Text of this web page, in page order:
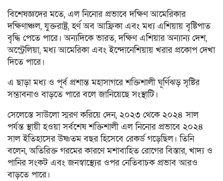
বিশেষজ্ঞদের মতে, এল নিনোর প্রভাবে দক্ষিণ আমেরিকার
দক্ষিণাঞ্চল, যুক্তরাষ্ট্র, হর্ণ অব আফ্রিকা এবং মধ্য এশিয়ায় বৃষ্টিপাত
বৃদ্ধি পেতে পারে। অন্যদিকে ভারত, দক্ষিণ এশিয়ার অন্যান্য দেশ,
অস্ট্রেলিয়া, মধ্য আমেরিকা এবং ইন্দোনেশিয়ায় খরার প্রকোপ দেখা
দিতে পারে।
এ ছাড়া মধ্য ও পূর্ব প্রশান্ত মহাসাগরে শক্তিশালী ঘূর্ণিঝড় সৃষ্টির
সম্ভাবনাও বাড়তে পারে বলে জানিয়েছে সংস্থাটি।
সেলেস্তে সাউলো স্মরণ করিয়ে দেন, ২০২৩ থেকে ২০২৪ সাল
পর্যন্ত স্থায়ী হওয়া সর্বশেষ শক্তিশালী এল নিনোর প্রভাবে ২০২৪
সাল ইতিহাসের উষ্ণতম বছর হিসেবে রেকর্ড গড়েছিল। তিনি
বলেন, অতিরিক্ত গরমের কারণে মশাবাহিত রোগের বিস্তার, খাদ্য ও
পানির সংকট এবং জনস্বাস্থ্যের ওপর নেতিবাচক প্রভাব আরও
বাড়তে পারে।